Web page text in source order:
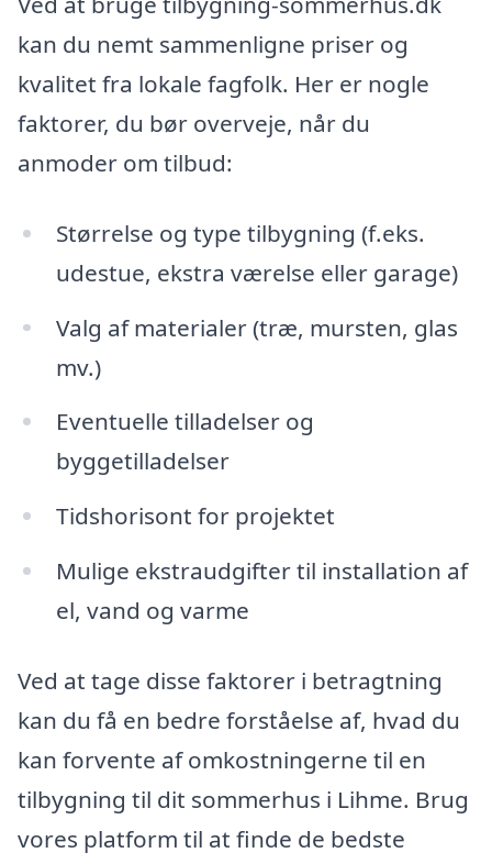
kan du nemt sammenligne priser og
kvalitet fra lokale fagfolk. Her er nogle
faktorer, du bør overveje, når du
anmoder om tilbud:
Størrelse og type tilbygning (f.eks.
udestue, ekstra værelse eller garage)
Valg af materialer (træ, mursten, glas
mv.)
Eventuelle tilladelser og
byggetilladelser
Tidshorisont for projektet
Mulige ekstraudgifter til installation af
el, vand og varme
Ved at tage disse faktorer i betragtning
kan du få en bedre forståelse af, hvad du
kan forvente af omkostningerne til en
tilbygning til dit sommerhus i Lihme. Brug
vores platform til at finde de bedste